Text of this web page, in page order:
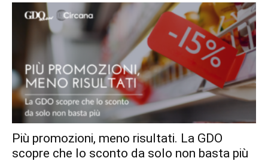
Più promozioni, meno risultati. La GDO
scopre che lo sconto da solo non basta più